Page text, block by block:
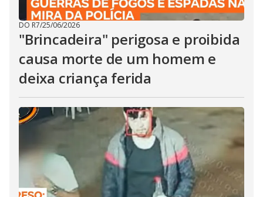
DO R7/25/06/2026
"Brincadeira" perigosa e proibida
causa morte de um homem e
deixa criança ferida